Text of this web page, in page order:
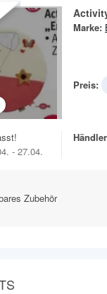
Marke:
Preis:
- 27.04.
Zubehör